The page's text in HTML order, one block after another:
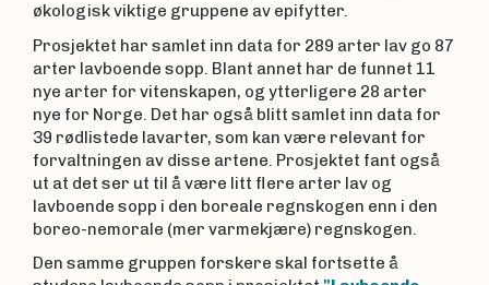
økologisk viktige gruppene av epifytter.
Prosjektet har samlet inn data for 289 arter lav go 87
arter lavboende sopp. Blant annet har de funnet 11
nye arter for vitenskapen, og ytterligere 28 arter
nye for Norge. Det har også blitt samlet inn data for
39 rødlistede lavarter, som kan være relevant for
forvaltningen av disse artene. Prosjektet fant også
ut at det ser ut til å være litt flere arter lav og
lavboende sopp i den boreale regnskogen enn i den
boreo-nemorale (mer varmekjære) regnskogen.
Den samme gruppen forskere skal fortsette å